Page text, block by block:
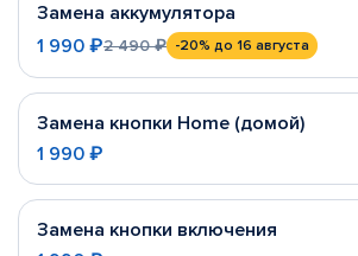
Замена аккумулятора
1 990 ₽2 490 ₽ -20% до 16 августа
Замена кнопки Home (домой)
1 990 ₽
Замена кнопки включения